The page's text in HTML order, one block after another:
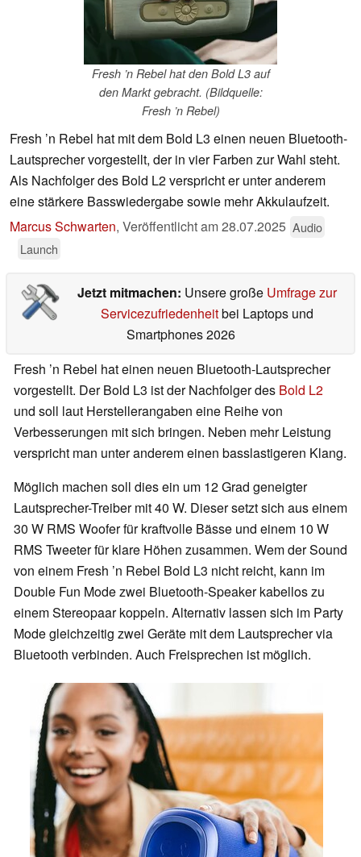
Fresh ’n Rebel hat den Bold L3 auf
den Markt gebracht. (Bildquelle:
Fresh ’n Rebel)
Fresh ’n Rebel hat mit dem Bold L3 einen neuen Bluetooth-
Lautsprecher vorgestellt, der in vier Farben zur Wahl steht.
Als Nachfolger des Bold L2 verspricht er unter anderem
eine stärkere Basswiedergabe sowie mehr Akkulaufzeit.
Marcus Schwarten, Veröffentlicht am28.07.2025 Audio
Launch
Jetzt mitmachen: Unsere große Umfrage zur
Servicezufriedenheitbei Laptops und
Smartphones 2026
Fresh ’n Rebel hat einen neuen Bluetooth-Lautsprecher
vorgestellt. Der Bold L3 ist der Nachfolger des Bold L2
und soll laut Herstellerangaben eine Reihe von
Verbesserungen mit sich bringen. Neben mehr Leistung
verspricht man unter anderem einen basslastigeren Klang.
Möglich machen soll dies ein um 12 Grad geneigter
Lautsprecher-Treiber mit 40 W. Dieser setzt sich aus einem
30 W RMS Woofer für kraftvolle Bässe und einem 10 W
RMS Tweeter für klare Höhen zusammen. Wem der Sound
von einem Fresh ’n Rebel Bold L3 nicht reicht, kann im
Double Fun Mode zwei Bluetooth-Speaker kabellos zu
einem Stereopaar koppeln. Alternativ lassen sich im Party
Mode gleichzeitig zwei Geräte mit dem Lautsprecher via
Bluetooth verbinden. Auch Freisprechen ist möglich.